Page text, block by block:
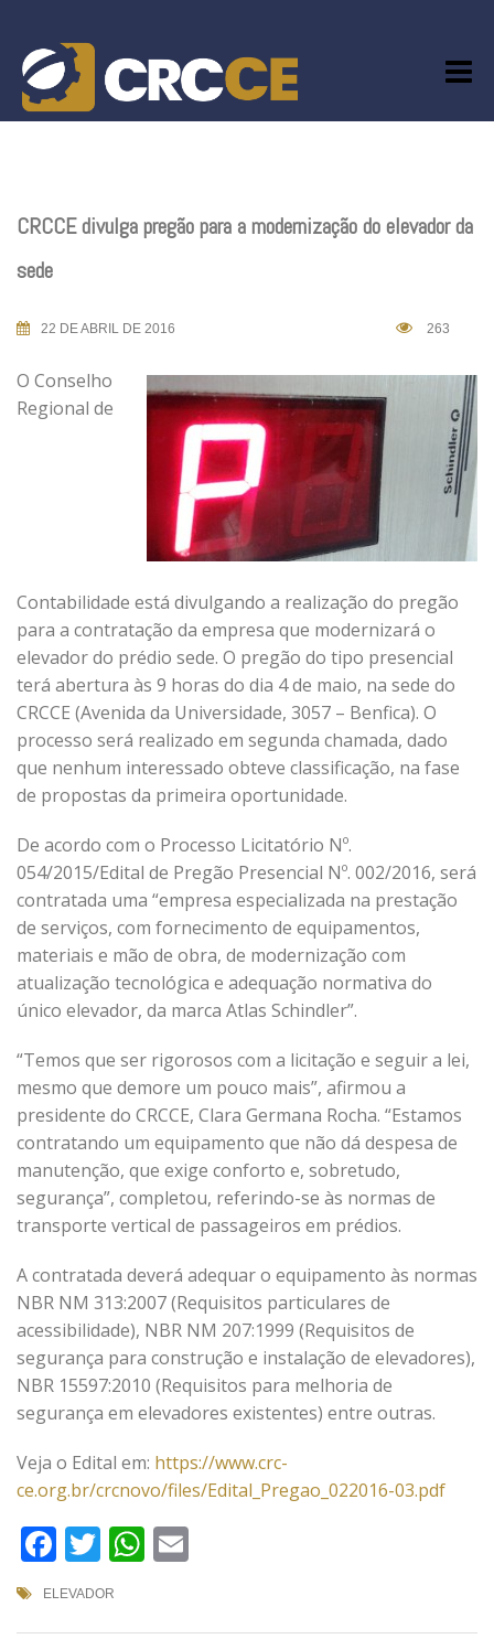
content
CRCCE divulga pregão para a modernização do elevador da
sede
22 DE ABRIL DE 2016 263
O Conselho
Regional de
Contabilidade está divulgando a realização do pregão
para a contratação da empresa que modernizará o
elevador do prédio sede. O pregão do tipo presencial
terá abertura às 9 horas do dia 4 de maio, na sede do
CRCCE (Avenida da Universidade, 3057 – Benfica). O
processo será realizado em segunda chamada, dado
que nenhum interessado obteve classificação, na fase
de propostas da primeira oportunidade.
De acordo com o Processo Licitatório Nº.
054/2015/Edital de Pregão Presencial Nº. 002/2016, será
contratada uma “empresa especializada na prestação
de serviços, com fornecimento de equipamentos,
materiais e mão de obra, de modernização com
atualização tecnológica e adequação normativa do
único elevador, da marca Atlas Schindler”.
“Temos que ser rigorosos com a licitação e seguir a lei,
mesmo que demore um pouco mais”, afirmou a
presidente do CRCCE, Clara Germana Rocha. “Estamos
contratando um equipamento que não dá despesa de
manutenção, que exige conforto e, sobretudo,
segurança”, completou, referindo-se às normas de
transporte vertical de passageiros em prédios.
A contratada deverá adequar o equipamento às normas
NBR NM 313:2007 (Requisitos particulares de
acessibilidade), NBR NM 207:1999 (Requisitos de
segurança para construção e instalação de elevadores),
NBR 15597:2010 (Requisitos para melhoria de
segurança em elevadores existentes) entre outras.
Veja o Edital em: https://www.crc-
ce.org.br/crcnovo/files/Edital_Pregao_022016-03.pdf
Facebook
TwitterWhatsApp
ELEVADOR